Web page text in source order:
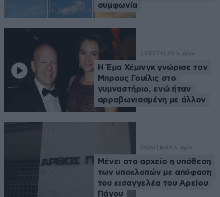
συμφωνία
LIFESTYLE9 λ. πριν
Η Έμα Χέμινγκ γνώρισε τον
Μπρους Γουίλις στο
γυμναστήριο, ενώ ήταν
αρραβωνιασμένη με άλλον
ΠΟΛΙΤΙΚΗ9 λ. πριν
Μένει στο αρχείο η υπόθεση
των υποκλοπών με απόφαση
του εισαγγελέα του Αρείου
Πάγου